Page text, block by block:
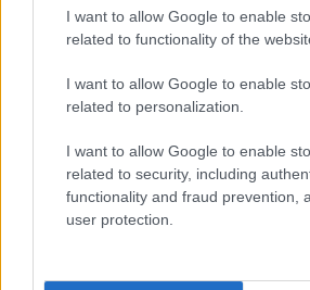
I want to allow Google to enable
related to functionality of the
I want to allow Google to enable
related to personalization.
I want to allow Google to enable
related to security, including
functionality and fraud prevention,
user protection.